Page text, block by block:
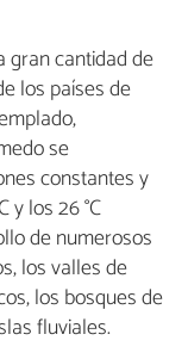
gran cantidad de
los países de
se
constantes y
y los 26 °C
de numerosos
los valles de
los bosques de
fluviales.